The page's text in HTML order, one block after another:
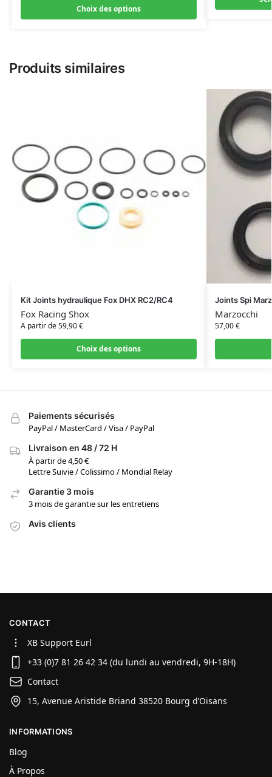
Choix des options
Produits similaires
Kit Joints hydraulique Fox DHX RC2/RC4
Fox Racing Shox
A partir de59,90€
Choix des options
Joints Spi
Marzocchi
57,00€
Paiements sécurisés
PayPal / MasterCard / Visa / PayPal
Livraison en 48 / 72 H
À partir de 4,50 €
Lettre Suivie / Colissimo / Mondial Relay
Garantie 3 mois
3 mois de garantie sur les entretiens
Avis clients
CONTACT
XB Support Eurl
+33 (0)7 81 26 42 34 (du lundi au vendredi, 9H-18H)
Contact
15, Avenue Aristide Briand 38520 Bourg d’Oisans
INFORMATIONS
Blog
À Propos